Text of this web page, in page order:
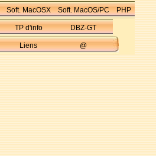
Soft. MacOSX Soft. MacOS/PC PHP
TP d'info DBZ-GT
Liens @